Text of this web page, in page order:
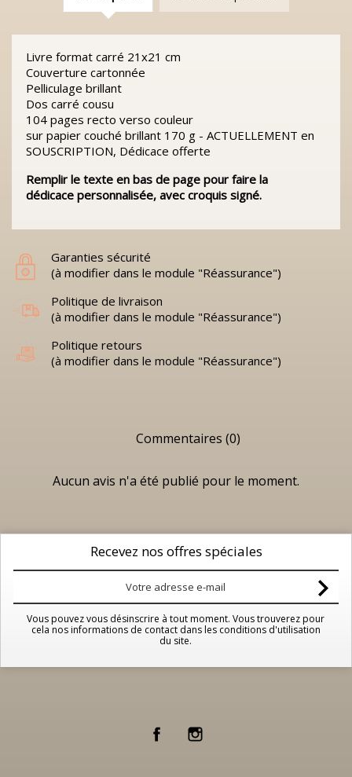
Livre format carré 21x21 cm
Couverture cartonnée
Pelliculage brillant
Dos carré cousu
104 pages recto verso couleur
sur papier couché brillant 170 g - ACTUELLEMENT en
SOUSCRIPTION, Dédicace offerte
Remplir le texte en bas de page pour faire la
dédicace personnalisée, avec croquis signé.
Garanties sécurité
(à modifier dans le module "Réassurance")
Politique de livraison
(à modifier dans le module "Réassurance")
Politique retours
(à modifier dans le module "Réassurance")
Commentaires (0)
Aucun avis n'a été publié pour le moment.
Recevez nos offres spéciales
Vous pouvez vous désinscrire à tout moment. Vous trouverez pour
cela nos informations de contact dans les conditions d'utilisation
du site.
FacebookInstagram